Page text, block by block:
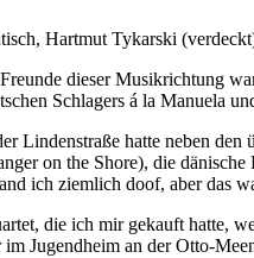
Hartmut Tykarski
dieser Musikrichtung
Schlagers á la Manuela
Lindenstraße hatte neben
on the Shore), die
ich ziemlich doof, aber das
die ich mir gekauft hatte,
Jugendheim an der Otto-